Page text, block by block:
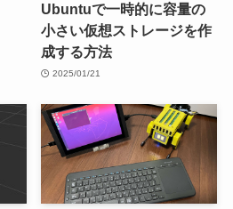
Ubuntuで一時的に容量の
小さい仮想ストレージを作
成する方法
2025/01/21